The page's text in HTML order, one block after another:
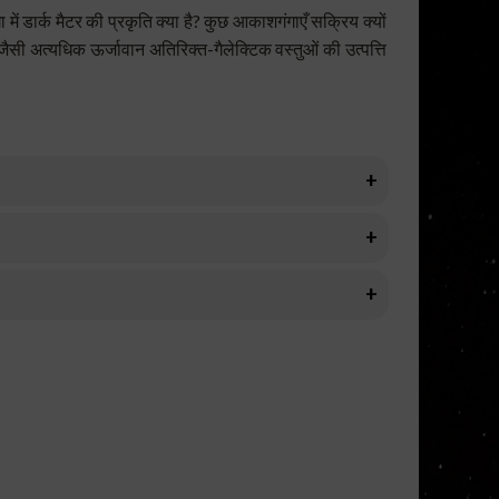
डार्क मैटर की प्रकृति क्या है? कुछ आकाशगंगाएँ सक्रिय क्यों
अत्यधिक ऊर्जावान अतिरिक्त-गैलेक्टिक वस्तुओं की उत्पत्ति